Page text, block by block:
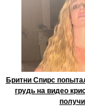
Бритни Спирс
грудь на видео